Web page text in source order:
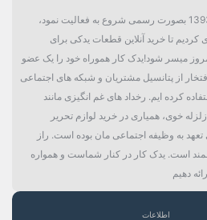
فروشگاه آنلاین یدک کار در سال 1393 بصورت رسمی شروع به فعالیت نمود،
تا خرید آنلاین قطعات یدکی برای
میسر شود!یدک کار هموراه خود را یک عضو
از پتانسیل مشتریان و شبکه های اجتماعی
کرده ایم. رخداد های غم انگیزی مانند
خوی، همیاری در خرید لوازم تحریر
به وظیفه اجتماعی مان بوده است. راز
است. یدک کار در کنار شماست و همواره
دهیم
اطلاعات